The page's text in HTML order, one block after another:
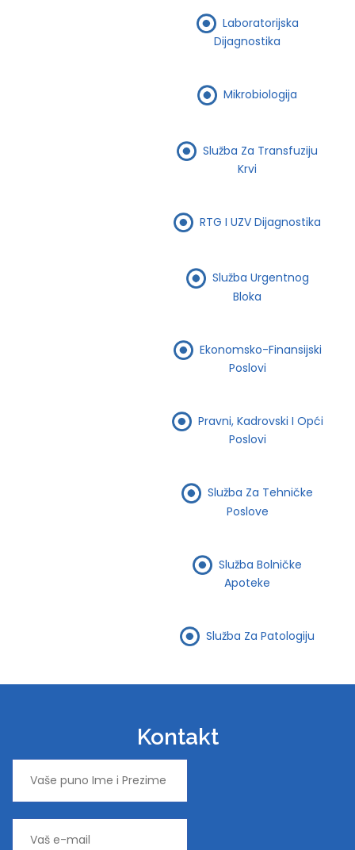
Laboratorijska
Dijagnostika
Mikrobiologija
Služba Za Transfuziju
Krvi
RTG I UZV Dijagnostika
Služba Urgentnog
Bloka
Ekonomsko-Finansijski
Poslovi
Pravni, Kadrovski I Opći
Poslovi
Služba Za Tehničke
Poslove
Služba Bolničke
Apoteke
Služba Za Patologiju
Kontakt